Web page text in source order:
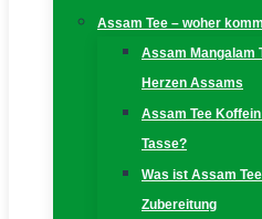
Assam Tee – woher
Assam Mangalam
Herzen Assams
Assam Tee
Tasse?
Was ist Assam
Zubereitung